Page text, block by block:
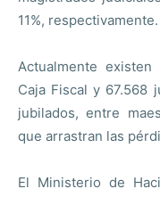
11%, respectivamente.
Actualmente
Caja Fiscal y 67.568
jubilados, entre
que arrastran las
El Ministerio de